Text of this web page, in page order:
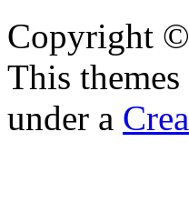
Copyright ©
This
under a